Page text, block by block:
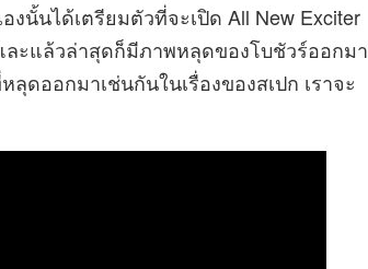
นั้นได้เตรียมตัวที่จะเปิด All New Exciter
ะแล้วล่าสุดก็มีภาพหลุดของโบชัวร์ออกมา
ดออกมาเช่นกันในเรื่องของสเปก เราจะ